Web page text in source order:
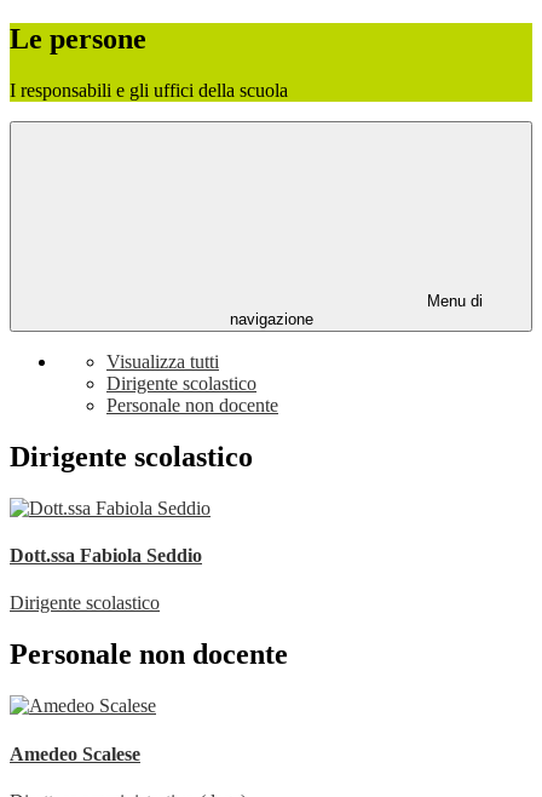
Le persone
I responsabili e gli uffici della scuola
Menu di
navigazione
Visualizza tutti
Dirigente scolastico
Personale non docente
Dirigente scolastico
Dott.ssa Fabiola Seddio
Dirigente scolastico
Personale non docente
Amedeo Scalese